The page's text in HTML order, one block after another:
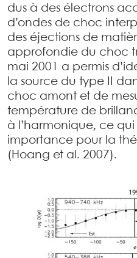
dus à des électrons
d’ondes de choc
des éjections de
approfondie du choc
mai 2001 a permis
la source du type II
choc amont et de
température de
à l’harmonique, ce
importance pour la
(Hoang et al. 2007).